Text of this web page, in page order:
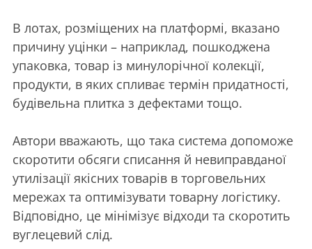
В лотах, розміщених на платформі, вказано
причину уцінки – наприклад, пошкоджена
упаковка, товар із минулорічної колекції,
продукти, в яких спливає термін придатності,
будівельна плитка з дефектами тощо.
Автори вважають, що така система допоможе
скоротити обсяги списання й невиправданої
утилізації якісних товарів в торговельних
мережах та оптимізувати товарну логістику.
Відповідно, це мінімізує відходи та скоротить
вуглецевий слід.